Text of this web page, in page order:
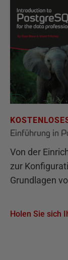
Einführung in
Von der
zur
Grundlagen
Holen Sie sich